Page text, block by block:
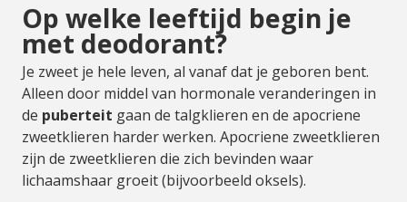
Op welke leeftijd begin je
met deodorant?
Je zweet je hele leven, al vanaf dat je geboren bent.
Alleen door middel van hormonale veranderingen in
de puberteit gaan de talgklieren en de apocriene
zweetklieren harder werken. Apocriene zweetklieren
zijn de zweetklieren die zich bevinden waar
lichaamshaar groeit (bijvoorbeeld oksels).